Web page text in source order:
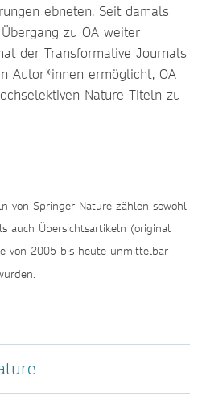
ebneten. Seit damals
zu OA weiter
der Transformative Journals
Autor*innen ermöglicht, OA
Nature-Titeln zu
von Springer Nature zählen sowohl
auch Übersichtsartikeln (original
von 2005 bis heute unmittelbar